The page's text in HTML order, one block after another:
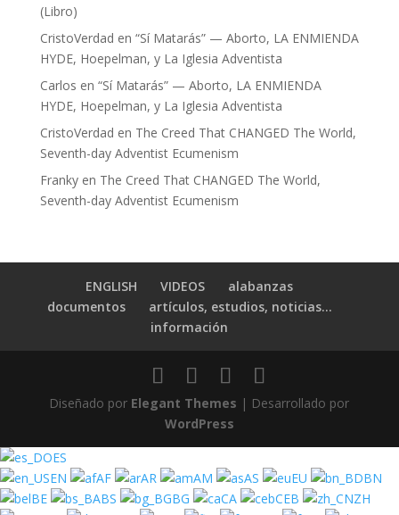
(Libro)
CristoVerdad en “Sí Matarás” — Aborto, LA ENMIENDA
HYDE, Hoepelman, y La Iglesia Adventista
Carlos en “Sí Matarás” — Aborto, LA ENMIENDA
HYDE, Hoepelman, y La Iglesia Adventista
CristoVerdad en The Creed That CHANGED The World,
Seventh-day Adventist Ecumenism
Frankyen The Creed That CHANGED The World,
Seventh-day Adventist Ecumenism
ENGLISH VIDEOS
alabanzas
documentos
artículos, estudios, noticias…
información
Diseñado por Elegant Themes | Desarrollado por
WordPress
ES
EN
AF AR AM AS EU
BN
BE
BS BG CA CEB
ZH